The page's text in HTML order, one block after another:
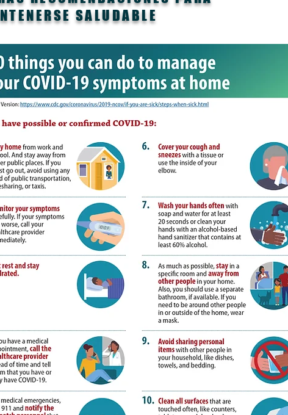
SALUDABLE